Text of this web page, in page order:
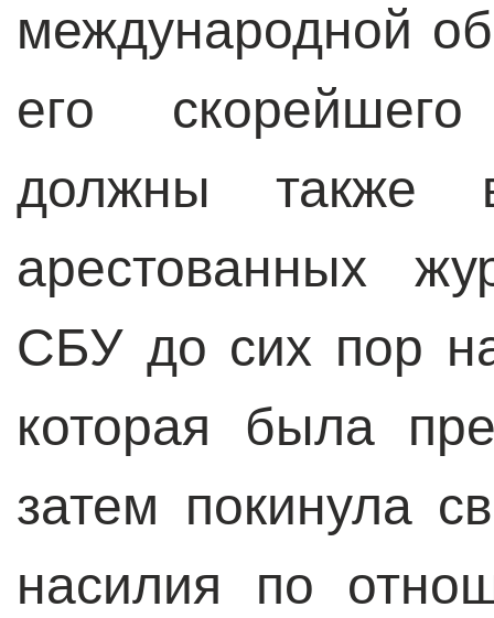
международной
его
должны также
арестованных
СБУ до сих пор
которая была
затем покинула
насилия по